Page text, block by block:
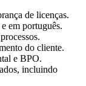
de licenças.
em português.
do cliente.
e BPO.
incluindo